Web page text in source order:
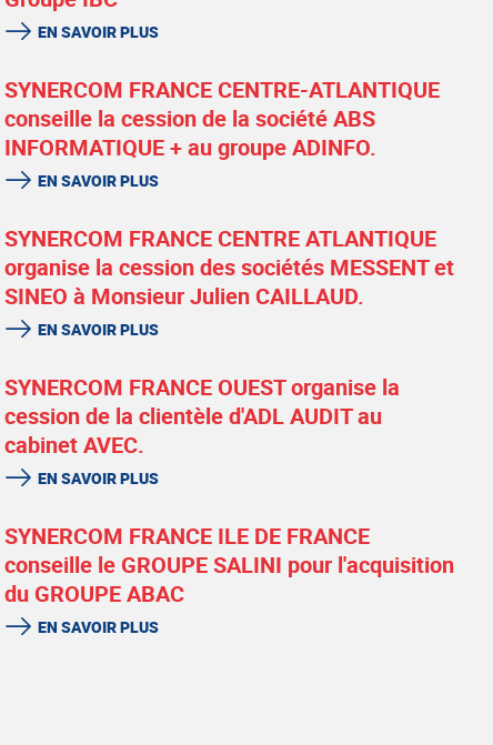
EN SAVOIR PLUS
SYNERCOM FRANCE CENTRE-ATLANTIQUE
conseille la cession de la société ABS
INFORMATIQUE + au groupe ADINFO.
EN SAVOIR PLUS
SYNERCOM FRANCE CENTRE ATLANTIQUE
organise la cession des sociétés MESSENT et
SINEO à Monsieur Julien CAILLAUD.
EN SAVOIR PLUS
SYNERCOM FRANCE OUEST organise la
cession de la clientèle d'ADL AUDIT au
cabinet AVEC.
EN SAVOIR PLUS
SYNERCOM FRANCE ILE DE FRANCE
conseille le GROUPE SALINI pour l'acquisition
du GROUPE ABAC
EN SAVOIR PLUS